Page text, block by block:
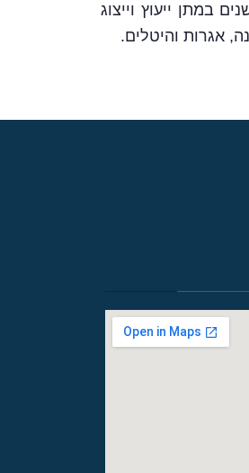
במתן ייעוץ וייצוג
אגרות והיטלים.